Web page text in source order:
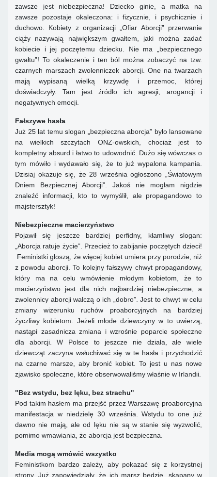
zawsze jest niebezpieczna! Dziecko ginie, a matka na
zawsze pozostaje okaleczona: i fizycznie, i psychicznie i
duchowo. Kobiety z organizacji „Ofiar Aborcji” przerwanie
ciąży nazywają największym gwałtem, jaki można zadać
kobiecie i jej poczętemu dziecku. Nie ma „bezpiecznego
gwałtu”! To okaleczenie i ten ból można zobaczyć na tzw.
czarnych marszach zwolenniczek aborcji. One na twarzach
mają wypisaną wielką krzywdę i przemoc, której
doświadczyły. Tam jest źródło ich agresji, arogancji i
negatywnych emocji.
Fałszywe hasła
Już 25 lat temu slogan „bezpieczna aborcja” było lansowane
na wielkich szczytach ONZ-owskich, chociaż jest to
kompletny absurd i łatwo to udowodnić. Dużo się wówczas o
tym mówiło i wydawało się, że to już wypalona kampania.
Dzisiaj okazuje się, że 28 września ogłoszono „Światowym
Dniem Bezpiecznej Aborcji”. Jakoś nie mogłam nigdzie
znaleźć informacji, kto to wymyślił, ale propagandowo to
majstersztyk!
Niebezpieczne macierzyństwo
Pojawił się jeszcze bardziej perfidny, kłamliwy slogan:
„Aborcja ratuje życie”. Przecież to zabijanie poczętych dzieci!
Feministki głoszą, że więcej kobiet umiera przy porodzie, niż
z powodu aborcji. To kolejny fałszywy chwyt propagandowy,
który ma na celu wmówienie młodym kobietom, że to
macierzyństwo jest dla nich najbardziej niebezpieczne, a
zwolennicy aborcji walczą o ich „dobro”. Jest to chwyt w celu
zmiany wizerunku ruchów proaborcyjnych na bardziej
życzliwy kobietom. Jeżeli młode dziewczyny w to uwierzą,
nastąpi zasadnicza zmiana i wzrośnie poparcie społeczne
dla aborcji. W Polsce to jeszcze nie działa, ale wiele
dziewcząt zaczyna wsłuchiwać się w te hasła i przychodzić
na czarne marsze, aby bronić kobiet. To jest u nas nowe
zjawisko społeczne, które obserwowaliśmy właśnie w Irlandii.
"Bez wstydu, bez lęku, bez strachu"
Pod takim hasłem ma przejść przez Warszawę proaborcyjna
manifestacja w niedzielę 30 września. Wstydu to one już
dawno nie mają, ale od lęku nie są w stanie się wyzwolić,
pomimo wmawiania, że aborcja jest bezpieczna.
Media mogą wmówić wszystko
Feministkom bardzo zależy, aby pokazać się z korzystnej
strony. Już zapowiedziały, że ich marsz będzie „skąpany w